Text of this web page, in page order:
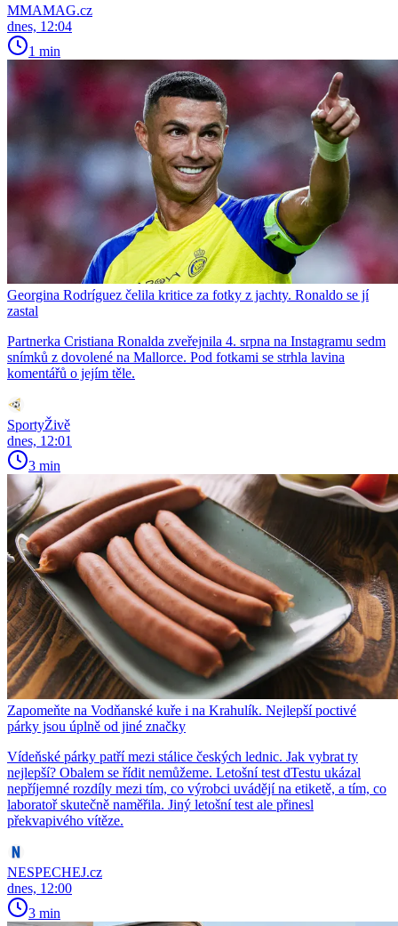
MMAMAG.cz
dnes, 12:04
1 min
Georgina Rodríguez čelila kritice za fotky z jachty. Ronaldo se jí
zastal
Partnerka Cristiana Ronalda zveřejnila 4. srpna na Instagramu sedm
snímků z dovolené na Mallorce. Pod fotkami se strhla lavina
komentářů o jejím těle.
SportyŽivě
dnes, 12:01
3 min
Zapomeňte na Vodňanské kuře i na Krahulík. Nejlepší poctivé
párky jsou úplně od jiné značky
Vídeňské párky patří mezi stálice českých lednic. Jak vybrat ty
nejlepší? Obalem se řídit nemůžeme. Letošní test dTestu ukázal
nepříjemné rozdíly mezi tím, co výrobci uvádějí na etiketě, a tím, co
laboratoř skutečně naměřila. Jiný letošní test ale přinesl
překvapivého vítěze.
NESPECHEJ.cz
dnes, 12:00
3 min